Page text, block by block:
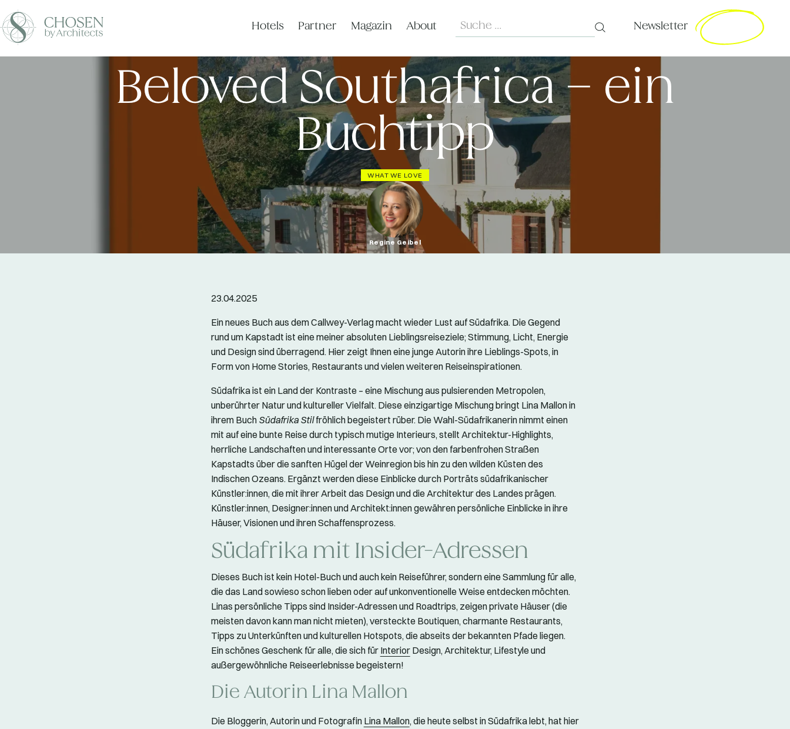
Hotels Partner Magazin About
Search
Search
Newsletter
Beloved Southafrica – ein
Buchtipp
WHAT WE LOVE
Regine Geibel
23.04.2025
Ein neues Buch aus dem Callwey-Verlag macht wieder Lust auf Südafrika. Die Gegend
rund um Kapstadt ist eine meiner absoluten Lieblingsreiseziele; Stimmung, Licht, Energie
und Design sind überragend. Hier zeigt Ihnen eine junge Autorin ihre Lieblings-Spots, in
Form von Home Stories, Restaurants und vielen weiteren Reiseinspirationen.
Südafrika ist ein Land der Kontraste – eine Mischung aus pulsierenden Metropolen,
unberührter Natur und kultureller Vielfalt. Diese einzigartige Mischung bringt Lina Mallon in
ihrem Buch Südafrika Stilfröhlich begeistert rüber. Die Wahl-Südafrikanerin nimmt einen
mit auf eine bunte Reise durch typisch mutige Interieurs, stellt Architektur-Highlights,
herrliche Landschaften und interessante Orte vor; von den farbenfrohen Straßen
Kapstadts über die sanften Hügel der Weinregion bis hin zu den wilden Küsten des
Indischen Ozeans. Ergänzt werden diese Einblicke durch Porträts südafrikanischer
Künstler:innen, die mit ihrer Arbeit das Design und die Architektur des Landes prägen.
Künstler:innen, Designer:innen und Architekt:innen gewähren persönliche Einblicke in ihre
Häuser, Visionen und ihren Schaffensprozess.
Südafrika mit Insider-Adressen
Dieses Buch ist kein Hotel-Buch und auch kein Reiseführer, sondern eine Sammlung für alle,
die das Land sowieso schon lieben oder auf unkonventionelle Weise entdecken möchten.
Linas persönliche Tipps sind Insider-Adressen und Roadtrips, zeigen private Häuser (die
meisten davon kann man nicht mieten), versteckte Boutiquen, charmante Restaurants,
Tipps zu Unterkünften und kulturellen Hotspots, die abseits der bekannten Pfade liegen.
Ein schönes Geschenk für alle, die sich für InteriorDesign, Architektur, Lifestyle und
außergewöhnliche Reiseerlebnisse begeistern!
Die Autorin Lina Mallon
Die Bloggerin, Autorin und Fotografin Lina Mallon, die heute selbst in Südafrika lebt, hat hier